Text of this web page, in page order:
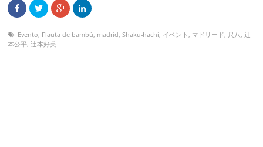
Evento, Flauta de bambú, madrid,Shaku-hachi, イベント , マドリード, 尺八 ,辻
本公平,辻本好美